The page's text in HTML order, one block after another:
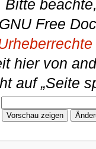
Bitte
Free
hier von
auf „Seite